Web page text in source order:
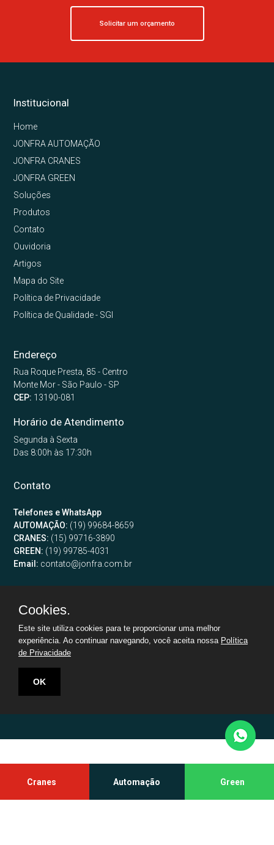
Cranes Automação Green
Solicitar um orçamento
Institucional
Home
JONFRA AUTOMAÇÃO
JONFRA CRANES
JONFRA GREEN
Soluções
Produtos
Contato
Ouvidoria
Artigos
Mapa do Site
Política de Privacidade
Política de Qualidade - SGI
Endereço
Rua Roque Presta, 85 - Centro
Monte Mor - São Paulo - SP
CEP: 13190-081
Horário de Atendimento
Segunda à Sexta
Das 8:00h às 17:30h
Contato
Telefones e WhatsApp
AUTOMAÇÃO: (19) 99684-8659
CRANES: (15) 99716-3890
GREEN: (19) 99785-4031
Email: contato@jonfra.com.br
Jonfra Automação Industrial|CNPJ:66.687.526/0001-08©
Todos os direitos reservados
Cookies.
Este site utiliza cookies para te proporcionar uma melhor
experiência. Ao continuar navegando, você aceita nossa Política
de Privacidade
OK